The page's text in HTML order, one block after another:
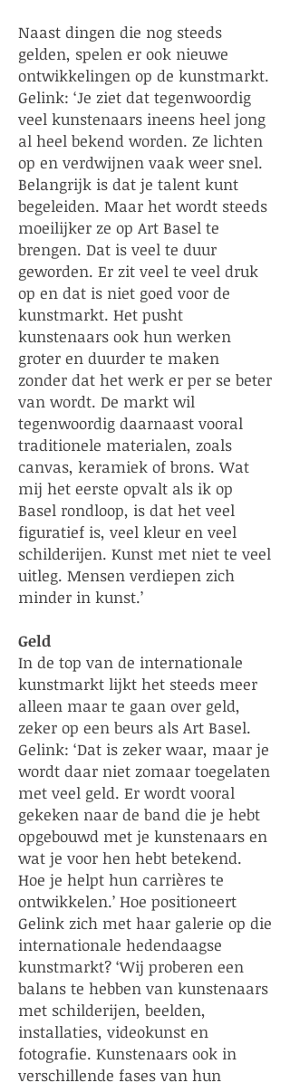
Naast dingen die nog steeds
gelden, spelen er ook nieuwe
ontwikkelingen op de kunstmarkt.
Gelink: ‘Je ziet dat tegenwoordig
veel kunstenaars ineens heel jong
al heel bekend worden. Ze lichten
op en verdwijnen vaak weer snel.
Belangrijk is dat je talent kunt
begeleiden. Maar het wordt steeds
moeilijker ze op Art Basel te
brengen. Dat is veel te duur
geworden. Er zit veel te veel druk
op en dat is niet goed voor de
kunstmarkt. Het pusht
kunstenaars ook hun werken
groter en duurder te maken
zonder dat het werk er per se beter
van wordt. De markt wil
tegenwoordig daarnaast vooral
traditionele materialen, zoals
canvas, keramiek of brons. Wat
mij het eerste opvalt als ik op
Basel rondloop, is dat het veel
figuratief is, veel kleur en veel
schilderijen. Kunst met niet te veel
uitleg. Mensen verdiepen zich
minder in kunst.’
Geld
In de top van de internationale
kunstmarkt lijkt het steeds meer
alleen maar te gaan over geld,
zeker op een beurs als Art Basel.
Gelink: ‘Dat is zeker waar, maar je
wordt daar niet zomaar toegelaten
met veel geld. Er wordt vooral
gekeken naar de band die je hebt
opgebouwd met je kunstenaars en
wat je voor hen hebt betekend.
Hoe je helpt hun carrières te
ontwikkelen.’ Hoe positioneert
Gelink zich met haar galerie op die
internationale hedendaagse
kunstmarkt? ‘Wij proberen een
balans te hebben van kunstenaars
met schilderijen, beelden,
installaties, videokunst en
fotografie. Kunstenaars ook in
verschillende fases van hun